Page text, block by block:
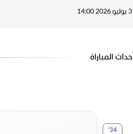
3 يوليو 2026 14:00
أحداث المباراة
34
'